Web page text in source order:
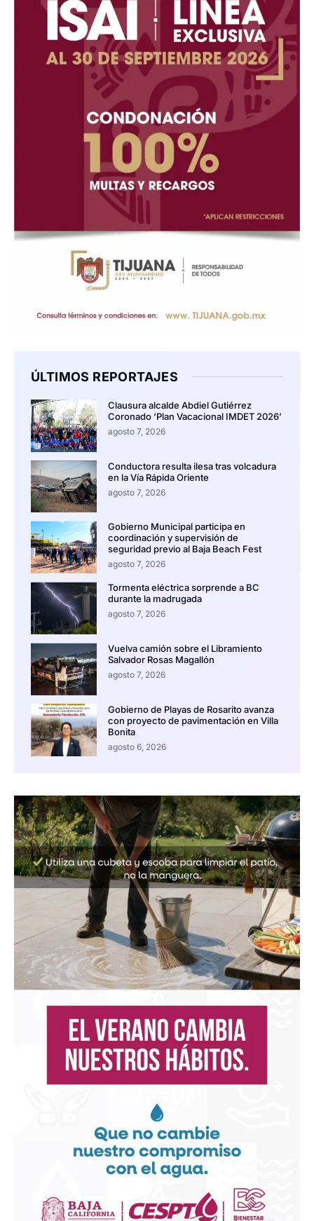
ÚLTIMOS REPORTAJES
Clausura alcalde Abdiel Gutiérrez
Coronado ‘Plan Vacacional IMDET 2026’
agosto 7, 2026
Conductora resulta ilesa tras volcadura
en la Vía Rápida Oriente
agosto 7, 2026
Gobierno Municipal participa en
coordinación y supervisión de
seguridad previo al Baja Beach Fest
agosto 7, 2026
Tormenta eléctrica sorprende a BC
durante la madrugada
agosto 7, 2026
Vuelva camión sobre el Libramiento
Salvador Rosas Magallón
agosto 7, 2026
Gobierno de Playas de Rosarito avanza
con proyecto de pavimentación en Villa
Bonita
agosto 6, 2026